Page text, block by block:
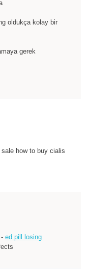
oldukça kolay bir
gerek
how to buy cialis
-ed pill losing